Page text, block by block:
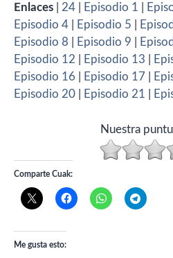
Enlaces 24 Episodio 1
Episodio 4
Episodio 5
Episodio 8
Episodio 9
Episodio 12
Episodio 13
Episodio 16
Episodio 17
Episodio 20
Episodio 21
Nuestra
Comparte Cuak:
Me gusta esto: